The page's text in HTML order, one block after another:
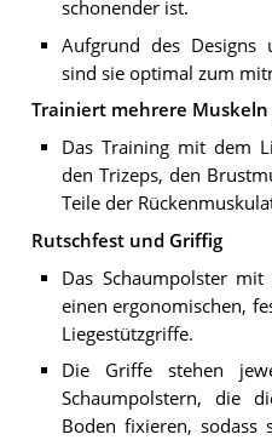
schonender ist.
Aufgrund des Designs
sind sie optimal zum
Trainiert mehrere Muskeln
Das Training mit dem
den Trizeps, den
Teile der
Rutschfest und Griffig
Das Schaumpolster
einen ergonomischen,
Liegestützgriffe.
Die Griffe stehen
Schaumpolstern, die
Boden fixieren,